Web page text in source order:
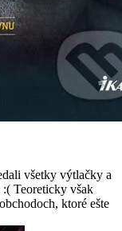
všetky výtlačky a
Teoreticky však
ktoré ešte